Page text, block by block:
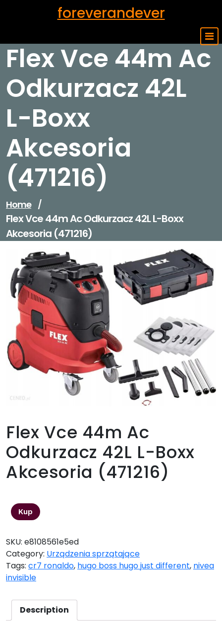
foreverandever
Flex Vce 44m Ac
Odkurzacz 42L
L-Boxx
Akcesoria
(471216)
Home /
Flex Vce 44m Ac Odkurzacz 42L L-Boxx
Akcesoria (471216)
Flex Vce 44m Ac
Odkurzacz 42L L-Boxx
Akcesoria (471216)
Kup
SKU: e8108561e5ed
Category: Urządzenia sprzątające
Tags: cr7 ronaldo, hugo boss hugo just different, nivea
invisible
Description